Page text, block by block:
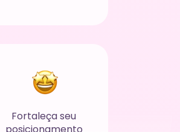
Fortaleça seu
posicionamento